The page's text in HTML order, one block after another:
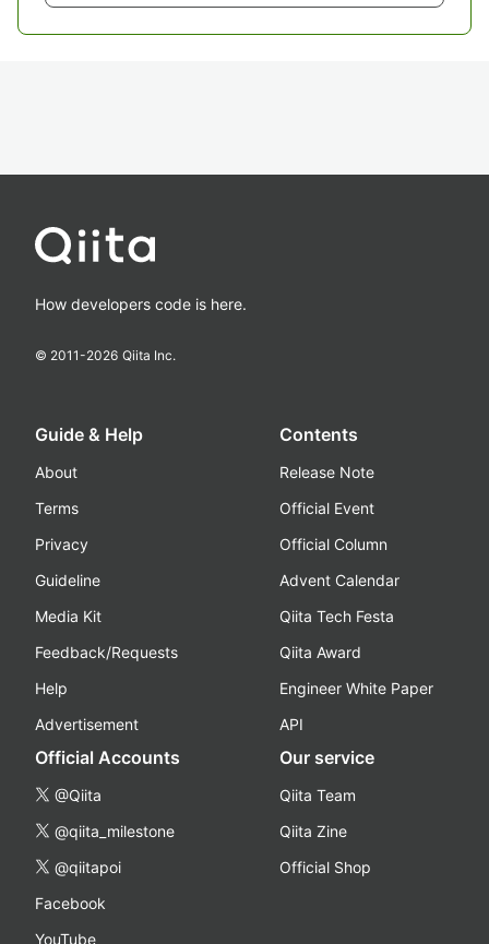
How developers code is here.
© 2011-2026 Qiita Inc.
Guide & Help
About
Terms
Privacy
Guideline
Media Kit
Feedback/Requests
Help
Advertisement
Contents
Release Note
Official Event
Official Column
Advent Calendar
Qiita Tech Festa
Qiita Award
Engineer White Paper
API
Official Accounts
@Qiita
@qiita_milestone
@qiitapoi
Facebook
YouTube
Our service
Qiita Team
Qiita Zine
Official Shop